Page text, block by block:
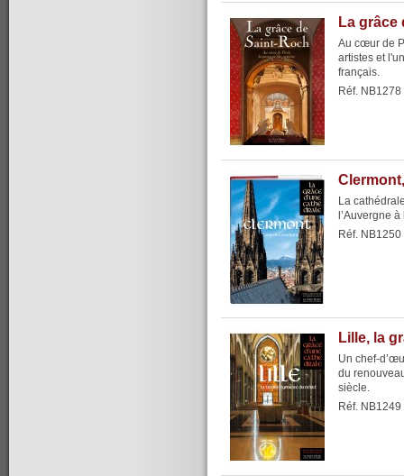
La grâce
Au cœur de
artistes et
français.
Réf. NB1278
La
l’Auvergne
Réf. NB1250
Lille, la
Un chef-
du
siècle.
Réf. NB1249